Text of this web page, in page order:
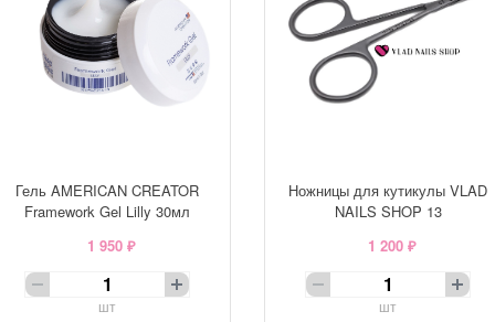
Гель AMERICAN CREATOR
Framework Gel Lilly 30мл
1 950 ₽
шт
Ножницы для кутикулы VLAD
NAILS SHOP 13
1 200 ₽
шт